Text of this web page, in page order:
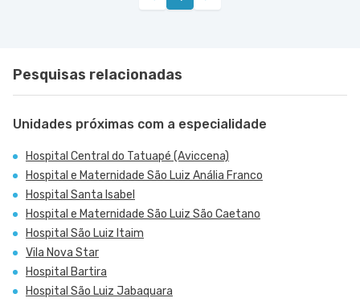
Pesquisas relacionadas
Unidades próximas com a especialidade
Hospital Central do Tatuapé (Aviccena)
Hospital e Maternidade São Luiz Anália Franco
Hospital Santa Isabel
Hospital e Maternidade São Luiz São Caetano
Hospital São Luiz Itaim
Vila Nova Star
Hospital Bartira
Hospital São Luiz Jabaquara